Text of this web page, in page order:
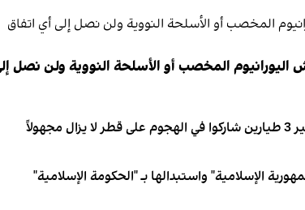
المخصب أو الأسلحة النووية ولن نصل
الإسلامية" واستبدالها بـ "الحكومة الإسلامية"